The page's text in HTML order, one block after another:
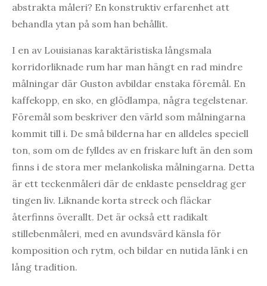
abstrakta måleri? En konstruktiv erfarenhet att
behandla ytan på som han behållit.
I en av Louisianas karaktäristiska långsmala
korridorliknade rum har man hängt en rad mindre
målningar där Guston avbildar enstaka föremål. En
kaffekopp, en sko, en glödlampa, några tegelstenar.
Föremål som beskriver den värld som målningarna
kommit till i. De små bilderna har en alldeles speciell
ton, som om de fylldes av en friskare luft än den som
finns i de stora mer melankoliska målningarna. Detta
är ett teckenmåleri där de enklaste penseldrag ger
tingen liv. Liknande korta streck och fläckar
återfinns överallt. Det är också ett radikalt
stillebenmåleri, med en avundsvärd känsla för
komposition och rytm, och bildar en nutida länk i en
lång tradition.